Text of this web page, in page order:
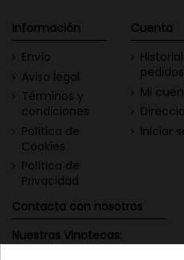
Información
Envío
Aviso legal
Términos y
condiciones
Política de
Cookies
Política de
Privacidad
Cuenta
pedidos
Mi
Iniciar
Contacta con nosotros
Nuestras Vinotecas: